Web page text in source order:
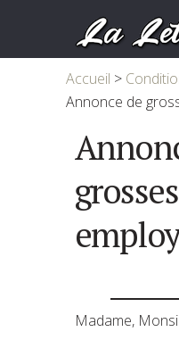
Accueil >
Annonce de
Madame,